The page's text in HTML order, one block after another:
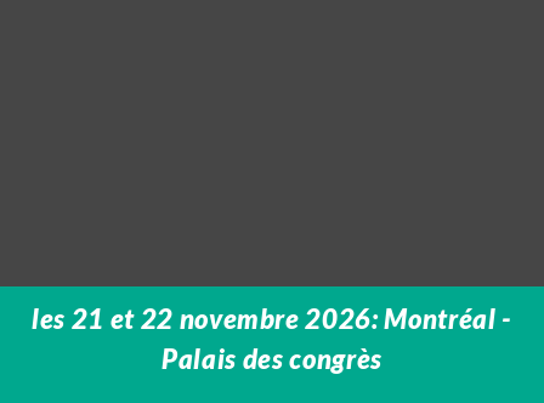
les 21 et 22 novembre 2026: Montréal -
Palais des congrès